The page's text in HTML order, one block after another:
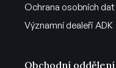
Ochrana osobních dat
Významní dealeři ADK
Obchodní oddělení